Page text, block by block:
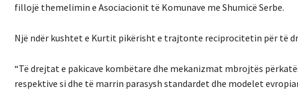
fillojë themelimin e Asociacionit të Komunave me Shumicë Serbe.
Një ndër kushtet e Kurtit pikërisht e trajtonte reciprocitetin për të
“Të drejtat e pakicave kombëtare dhe mekanizmat mbrojtës
respektive si dhe të marrin parasysh standardet dhe modelet